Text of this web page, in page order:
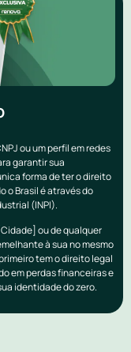
ou um perfil em redes
garantir sua
forma de ter o direito
o Brasil é através do
(INPI).
ou de qualquer
à sua no mesmo
tem o direito legal
em perdas financeiras e
identidade do zero.